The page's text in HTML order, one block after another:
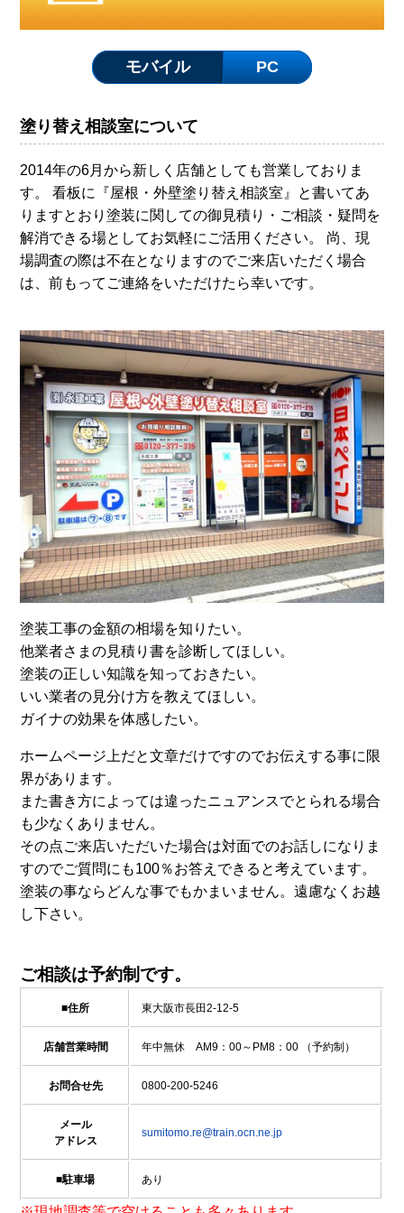
モバイル PC
塗り替え相談室について
2014年の6月から新しく店舗としても営業しておりま
す。 看板に『屋根・外壁塗り替え相談室』と書いてあ
りますとおり塗装に関しての御見積り・ご相談・疑問を
解消できる場としてお気軽にご活用ください。 尚、現
場調査の際は不在となりますのでご来店いただく場合
は、前もってご連絡をいただけたら幸いです。
塗装工事の金額の相場を知りたい。
他業者さまの見積り書を診断してほしい。
塗装の正しい知識を知っておきたい。
いい業者の見分け方を教えてほしい。
ガイナの効果を体感したい。
ホームページ上だと文章だけですのでお伝えする事に限
界があります。
また書き方によっては違ったニュアンスでとられる場合
も少なくありません。
その点ご来店いただいた場合は対面でのお話しになりま
すのでご質問にも100％お答えできると考えています。
塗装の事ならどんな事でもかまいません。遠慮なくお越
し下さい。
ご相談は予約制です。
■住所 東大阪市長田2-12-5
店舗営業時間 年中無休 AM9：00～PM8：00 （予約制）
お問合せ先 0800-200-5246
メール
アドレス
sumitomo.re@train.ocn.ne.jp
■駐車場 あり